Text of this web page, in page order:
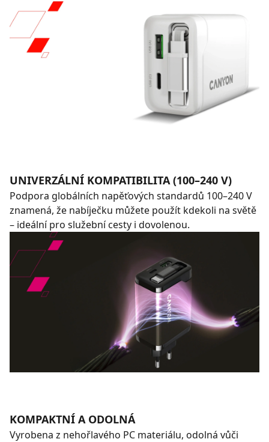
UNIVERZÁLNÍ KOMPATIBILITA (100–240 V)
Podpora globálních napěťových standardů 100–240 V
znamená, že nabíječku můžete použít kdekoli na světě
– ideální pro služební cesty i dovolenou.
KOMPAKTNÍ A ODOLNÁ
Vyrobena z nehořlavého PC materiálu, odolná vůči